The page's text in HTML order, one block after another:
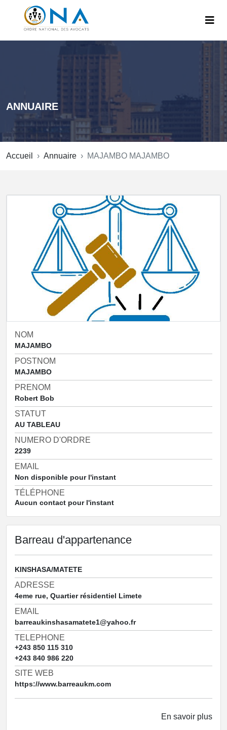
ANNUAIRE
Accueil Annuaire MAJAMBO MAJAMBO
NOM
MAJAMBO
POSTNOM
MAJAMBO
PRENOM
Robert Bob
STATUT
AU TABLEAU
NUMERO D'ORDRE
2239
EMAIL
Non disponible pour l'instant
TÉLÉPHONE
Aucun contact pour l'instant
Barreau d'appartenance
KINSHASA/MATETE
ADRESSE
4eme rue, Quartier résidentiel Limete
EMAIL
barreaukinshasamatete1@yahoo.fr
TELEPHONE
+243 850 115 310
+243 840 986 220
SITE WEB
https://www.barreaukm.com
En savoir plus